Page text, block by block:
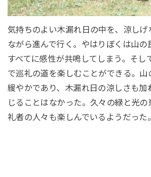
気持ちのよい木漏れ日の中を、涼しげ
ながら進んで行く。やはりぼくは山の
すべてに感性が共鳴してしまう。そし
で巡礼の道を楽しむことができる。山
緩やかであり、木漏れ日の涼しさも加
じることはなかった。久々の緑と光
礼者の人々も楽しんでいるようだった。